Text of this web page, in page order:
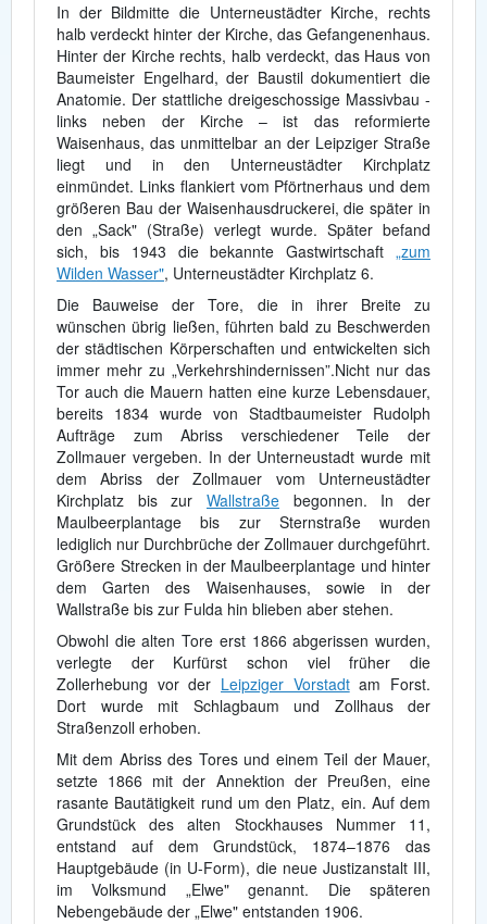
In der Bildmitte die Unterneustädter Kirche, rechts
halb verdeckt hinter der Kirche, das Gefangenenhaus.
Hinter der Kirche rechts, halb verdeckt, das Haus von
Baumeister Engelhard, der Baustil dokumentiert die
Anatomie. Der stattliche dreigeschossige Massivbau -
links neben der Kirche – ist das reformierte
Waisenhaus, das unmittelbar an der Leipziger Straße
liegt und in den Unterneustädter Kirchplatz
einmündet. Links flankiert vom Pförtnerhaus und dem
größeren Bau der Waisenhausdruckerei, die später in
den „Sack" (Straße) verlegt wurde. Später befand
sich, bis 1943 die bekannte Gastwirtschaft „zum
Wilden Wasser", Unterneustädter Kirchplatz 6.
Die Bauweise der Tore, die in ihrer Breite zu
wünschen übrig ließen, führten bald zu Beschwerden
der städtischen Körperschaften und entwickelten sich
immer mehr zu „Verkehrshindernissen”.Nicht nur das
Tor auch die Mauern hatten eine kurze Lebensdauer,
bereits 1834 wurde von Stadtbaumeister Rudolph
Aufträge zum Abriss verschiedener Teile der
Zollmauer vergeben. In der Unterneustadt wurde mit
dem Abriss der Zollmauer vom Unterneustädter
Kirchplatz bis zur Wallstraße begonnen. In der
Maulbeerplantage bis zur Sternstraße wurden
lediglich nur Durchbrüche der Zollmauer durchgeführt.
Größere Strecken in der Maulbeerplantage und hinter
dem Garten des Waisenhauses, sowie in der
Wallstraße bis zur Fulda hin blieben aber stehen.
Obwohl die alten Tore erst 1866 abgerissen wurden,
verlegte der Kurfürst schon viel früher die
Zollerhebung vor der Leipziger Vorstadtam Forst.
Dort wurde mit Schlagbaum und Zollhaus der
Straßenzoll erhoben.
Mit dem Abriss des Tores und einem Teil der Mauer,
setzte 1866 mit der Annektion der Preußen, eine
rasante Bautätigkeit rund um den Platz, ein. Auf dem
Grundstück des alten Stockhauses Nummer 11,
entstand auf dem Grundstück, 1874–1876 das
Hauptgebäude (in U-Form), die neue Justizanstalt III,
im Volksmund „Elwe" genannt. Die späteren
Nebengebäude der „Elwe" entstanden 1906.